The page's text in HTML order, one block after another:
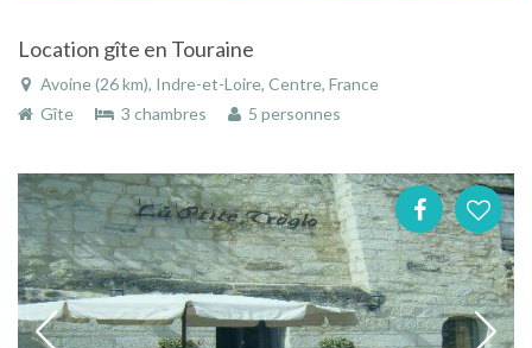
Location gîte en Touraine
Avoine (26 km), Indre-et-Loire, Centre, France
Gîte
3 chambres 5 personnes